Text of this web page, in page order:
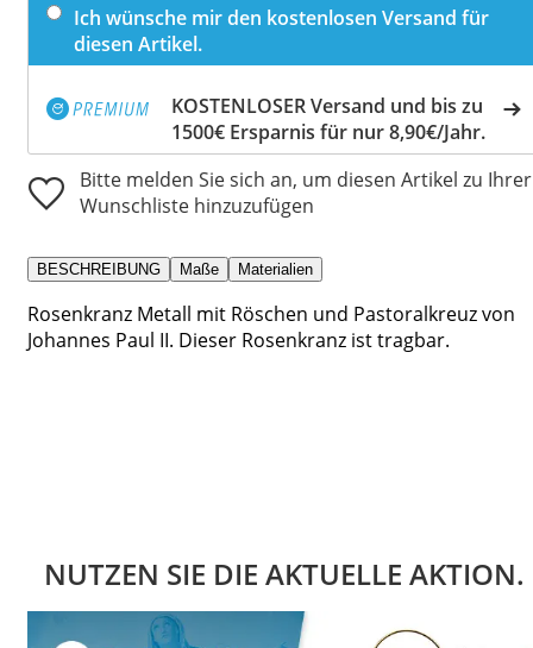
Ich wünsche mir den kostenlosen Versand für
diesen Artikel.
KOSTENLOSER Versand und bis zu
1500€ Ersparnis für nur 8,90€/Jahr.
Bitte melden Sie sich an, um diesen Artikel zu Ihrer
Wunschliste hinzuzufügen
BESCHREIBUNG Maße Materialien
Rosenkranz Metall mit Röschen und Pastoralkreuz von
Johannes Paul II. Dieser Rosenkranz ist tragbar.
NUTZEN SIE DIE AKTUELLE AKTION.